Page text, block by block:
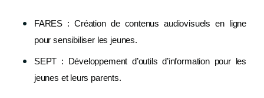
FARES : Création de contenus audiovisuels en ligne
pour sensibiliser les jeunes.
SEPT : Développement d’outils d’information pour les
jeunes et leurs parents.